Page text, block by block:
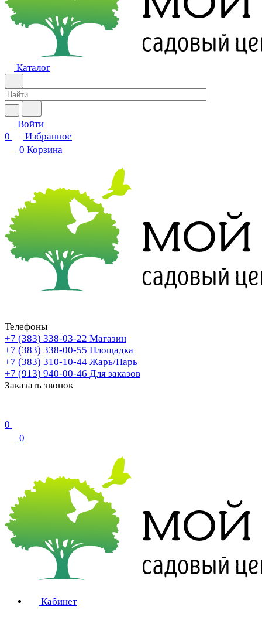
Каталог
Войти
0
Избранное
0 Корзина
Телефоны
+7 (383) 338-03-22 Магазин
+7 (383) 338-00-55 Площадка
+7 (383) 310-10-44 Жарь/Парь
+7 (913) 940-00-46 Для заказов
Заказать звонок
0
0
Кабинет